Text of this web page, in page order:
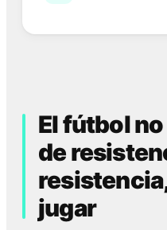
El fútbol
de
jugar